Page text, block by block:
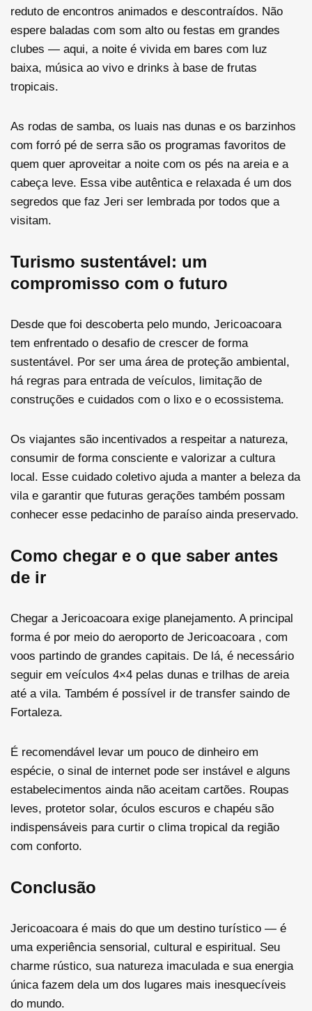
reduto de encontros animados e descontraídos. Não
espere baladas com som alto ou festas em grandes
clubes — aqui, a noite é vivida em bares com luz
baixa, música ao vivo e drinks à base de frutas
tropicais.
As rodas de samba, os luais nas dunas e os barzinhos
com forró pé de serra são os programas favoritos de
quem quer aproveitar a noite com os pés na areia e a
cabeça leve. Essa vibe autêntica e relaxada é um dos
segredos que faz Jeri ser lembrada por todos que a
visitam.
Turismo sustentável: um
compromisso com o futuro
Desde que foi descoberta pelo mundo, Jericoacoara
tem enfrentado o desafio de crescer de forma
sustentável. Por ser uma área de proteção ambiental,
há regras para entrada de veículos, limitação de
construções e cuidados com o lixo e o ecossistema.
Os viajantes são incentivados a respeitar a natureza,
consumir de forma consciente e valorizar a cultura
local. Esse cuidado coletivo ajuda a manter a beleza da
vila e garantir que futuras gerações também possam
conhecer esse pedacinho de paraíso ainda preservado.
Como chegar e o que saber antes
de ir
Chegar a Jericoacoara exige planejamento. A principal
forma é por meio do aeroporto de Jericoacoara , com
voos partindo de grandes capitais. De lá, é necessário
seguir em veículos 4×4 pelas dunas e trilhas de areia
até a vila. Também é possível ir de transfer saindo de
Fortaleza.
É recomendável levar um pouco de dinheiro em
espécie, o sinal de internet pode ser instável e alguns
estabelecimentos ainda não aceitam cartões. Roupas
leves, protetor solar, óculos escuros e chapéu são
indispensáveis para curtir o clima tropical da região
com conforto.
Conclusão
Jericoacoara é mais do que um destino turístico — é
uma experiência sensorial, cultural e espiritual. Seu
charme rústico, sua natureza imaculada e sua energia
única fazem dela um dos lugares mais inesquecíveis
do mundo.